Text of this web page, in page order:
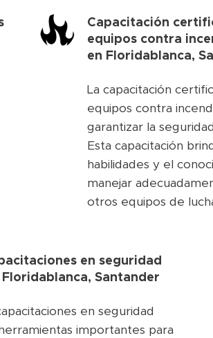
Capacitación
equipos contra
en Floridablanca,
La capacitación
equipos contra
garantizar la
Esta capacitación
habilidades y el
manejar
otros equipos de
en seguridad
Floridablanca, Santander
en seguridad
importantes para